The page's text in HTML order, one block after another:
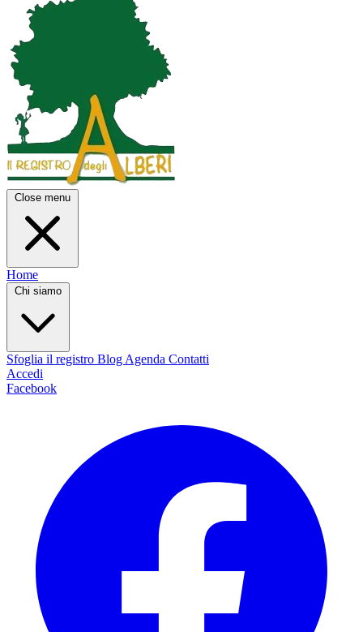
Close menu
Home
Chi siamo
Sfoglia il registro Blog Agenda Contatti
Accedi
Facebook